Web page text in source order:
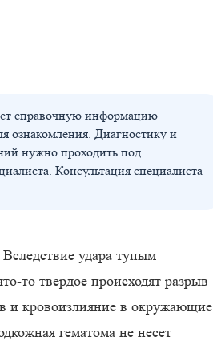
справочную информацию
ознакомления. Диагностику и
нужно проходить под
Консультация специалиста
Вследствие удара тупым
то твердое происходят разрыв
и кровоизлияние в окружающие
гематома не несет